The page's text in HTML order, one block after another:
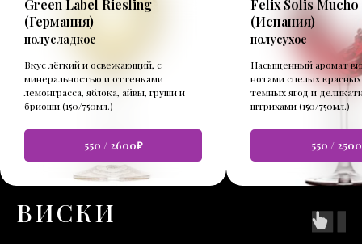
Green Label Riesling
(Германия)
полусладкое
Вкус лёгкий и освежающий, с
минеральностью и оттенками
лемонграсса, яблока, айвы, груши и
бриоши.(150/750мл.)
550 / 2600₽
Felix Solis Mucho
(Испания)
полусухое
Насыщенный аромат
нотами спелых
темных ягод и
штрихами (150/750мл.)
550 /
ВИСКИ